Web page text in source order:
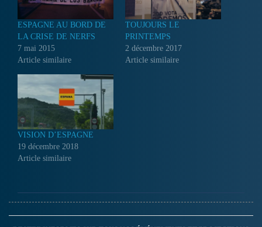
ESPAGNE AU BORD DE
LA CRISE DE NERFS
7 mai 2015
Article similaire
TOUJOURS LE
PRINTEMPS
2 décembre 2017
Article similaire
VISION D’ESPAGNE
19 décembre 2018
Article similaire